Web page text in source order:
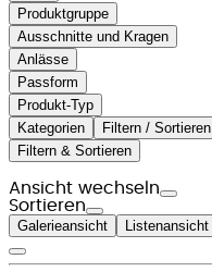
Produktgruppe
Ausschnitte und Kragen
Anlässe
Passform
Produkt-Typ
Kategorien
Filtern / Sortieren
Filtern & Sortieren
Ansicht wechseln
Sortieren
Galerieansicht Listenansicht